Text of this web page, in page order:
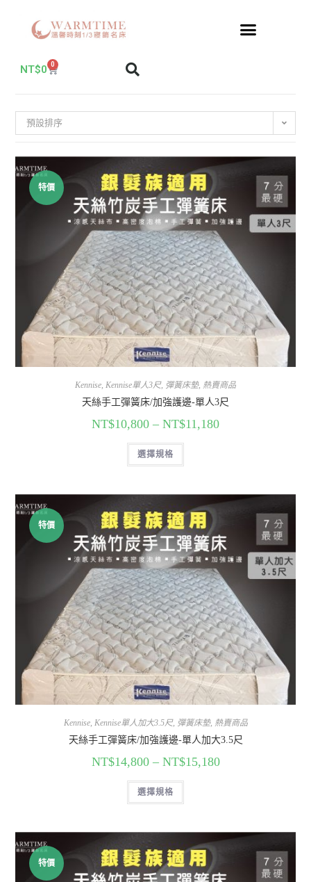
NT$0 0
預設排序
特價
Kennise, Kennise單人3尺, 彈簧床墊, 熱賣商品
天絲手工彈簧床/加強護邊-單人3尺
NT$10,800 – NT$11,180
選擇規格
特價
Kennise, Kennise單人加大3.5尺, 彈簧床墊, 熱賣商品
天絲手工彈簧床/加強護邊-單人加大3.5尺
NT$14,800– NT$15,180
選擇規格
特價